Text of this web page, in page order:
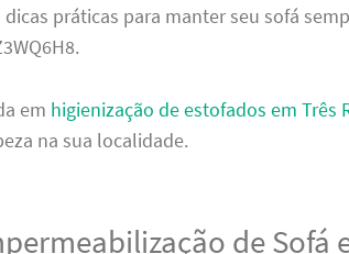
práticas para manter seu sofá
em higienização de estofados em Três
na sua localidade.
de Sofá